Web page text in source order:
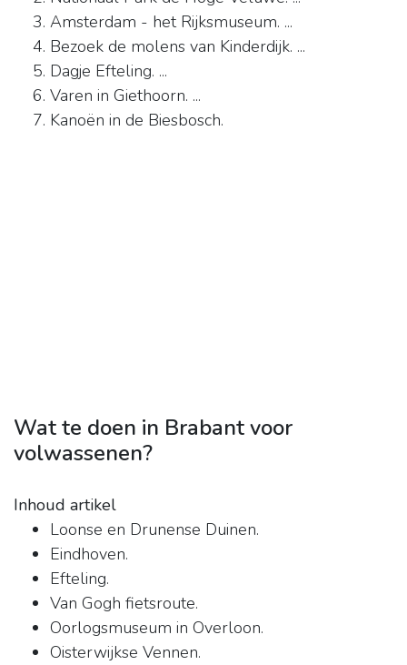
Amsterdam - het Rijksmuseum. ...
Bezoek de molens van Kinderdijk. ...
Dagje Efteling. ...
Varen in Giethoorn. ...
Kanoën in de Biesbosch.
Wat te doen in Brabant voor
volwassenen?
Inhoud artikel
Loonse en Drunense Duinen.
Eindhoven.
Efteling.
Van Gogh fietsroute.
Oorlogsmuseum in Overloon.
Oisterwijkse Vennen.